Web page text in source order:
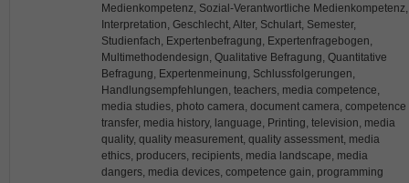
Medienkompetenz, Sozial-Verantwortliche Medienkompetenz,
Interpretation, Geschlecht, Alter, Schulart, Semester,
Studienfach, Expertenbefragung, Expertenfragebogen,
Multimethodendesign, Qualitative Befragung, Quantitative
Befragung, Expertenmeinung, Schlussfolgerungen,
Handlungsempfehlungen, teachers, media competence,
media studies, photo camera, document camera, competence
transfer, media history, language, Printing, television, media
quality, quality measurement, quality assessment, media
ethics, producers, recipients, media landscape, media
dangers, media devices, competence gain, programming